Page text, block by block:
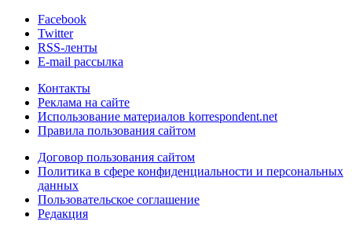
Facebook
Twitter
RSS-ленты
E-mail рассылка
Контакты
Реклама на сайте
Использование материалов korrespondent.net
Правила пользования сайтом
Договор пользования сайтом
Политика в сфере конфиденциальности и персональных
данных
Пользовательское соглашение
Редакция